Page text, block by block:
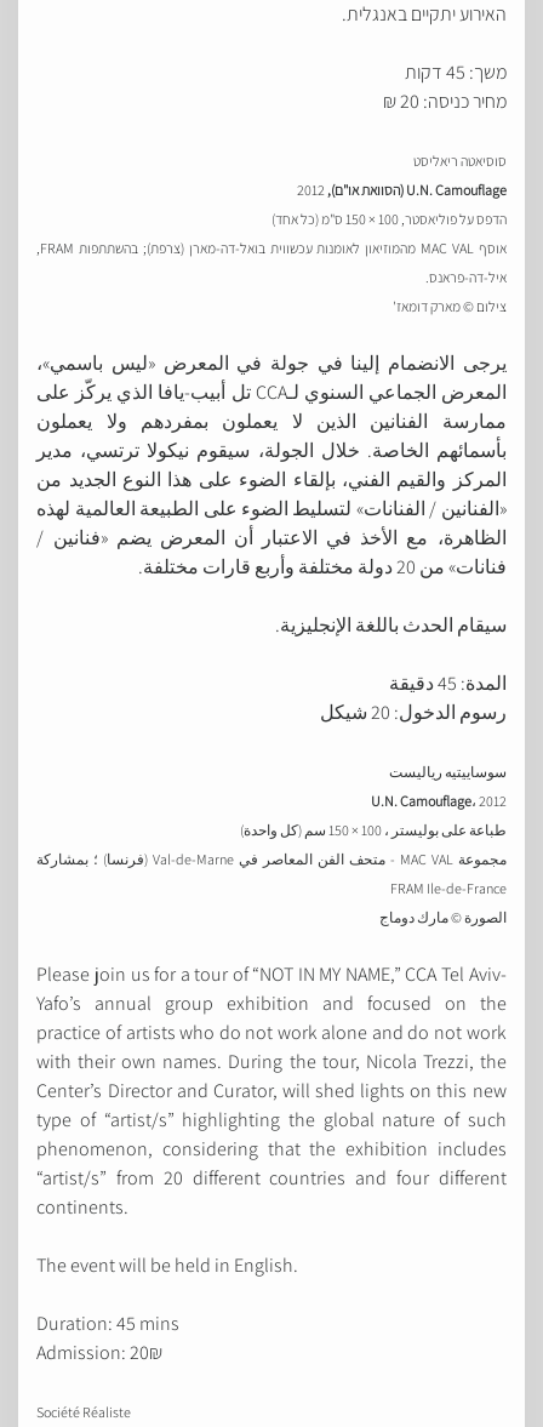
האירוע יתקיים באנגלית.
משך: 45 דקות
מחיר כניסה: 20 ₪
סוסיאטה ריאליסט
U.N. Camouflage (הסוואת או"ם),
2012
הדפס על פוליאסטר, 100 × 150 ס"מ (כל אחד)
אוסף MAC VAL מהמוזיאון לאומנות עכשווית בואל-דה-מארן (צרפת); בהשתתפות FRAM,
איל-דה-פראנס.
צילום © מארק דומאז'
يرجى الانضمام إلينا في جولة في المعرض «ليس باسمي»،
المعرض الجماعي السنوي لـCCA تل أبيب-يافا الذي يركّز على
ممارسة الفنانين الذين لا يعملون بمفردهم ولا يعملون
بأسمائهم الخاصة. خلال الجولة، سيقوم نيكولا ترتسي، مدير
المركز والقيم الفني، بإلقاء الضوء على هذا النوع الجديد من
«الفنانين / الفنانات» لتسليط الضوء على الطبيعة العالمية لهذه
الظاهرة، مع الأخذ في الاعتبار أن المعرض يضم «فنانين /
فنانات» من 20 دولة مختلفة وأربع قارات مختلفة.
سيقام الحدث باللغة الإنجليزية.
المدة: 45 دقيقة
رسوم الدخول: 20 شيكل
سوساييتيه رياليست
2012 ، U.N. Camouflage
طباعة على بوليستر ، 100 × 150 سم (كل واحدة)
مجموعة MAC VAL - متحف الفن المعاصر في Val-de-Marne (فرنسا) ؛ بمشاركة
FRAM Ile-de-France
الصورة © مارك دوماج
Please join us for a tour of “NOT IN MY NAME,” CCA Tel Aviv-
Yafo’s annual group exhibition and focused on the
practice of artists who do not work alone and do not work
with their own names. During the tour, Nicola Trezzi, the
Center’s Director and Curator, will shed lights on this new
type of “artist/s” highlighting the global nature of such
phenomenon, considering that the exhibition includes
“artist/s” from 20 different countries and four different
continents.
The event will be held in English.
Duration: 45 mins
Admission: 20₪
Société Réaliste